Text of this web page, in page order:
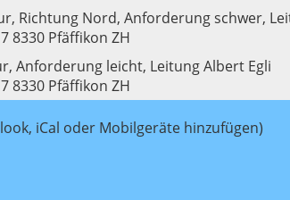
Richtung Nord, Anforderung schwer,
8330 Pfäffikon ZH
Anforderung leicht, Leitung Albert Egli
8330 Pfäffikon ZH
iCal oder Mobilgeräte hinzufügen)